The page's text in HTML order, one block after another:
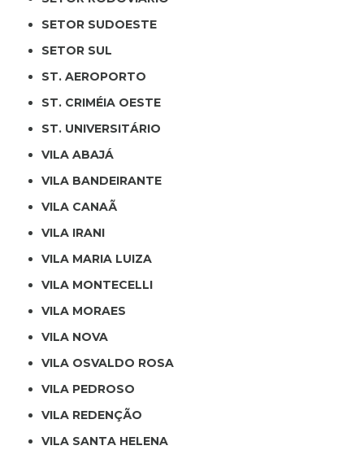
SETOR SUDOESTE
SETOR SUL
ST. AEROPORTO
ST. CRIMÉIA OESTE
ST. UNIVERSITÁRIO
VILA ABAJÁ
VILA BANDEIRANTE
VILA CANAÃ
VILA IRANI
VILA MARIA LUIZA
VILA MONTECELLI
VILA MORAES
VILA NOVA
VILA OSVALDO ROSA
VILA PEDROSO
VILA REDENÇÃO
VILA SANTA HELENA